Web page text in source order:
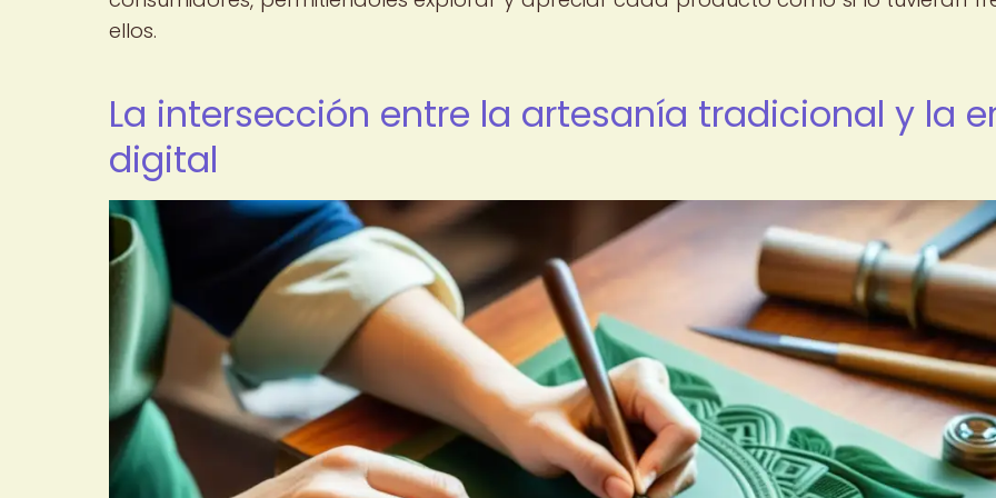
ellos.
La intersección entre la artesanía tradicional y la
digital